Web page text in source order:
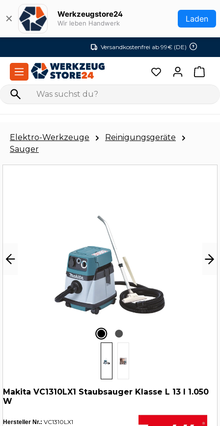
Zum Hauptinhalt springen
✕ Werkzeugstore24
Wir leben Handwerk Laden
Versandkostenfrei ab 99€ (DE)
Elektro-Werkzeuge
Reinigungsgeräte
Sauger
Makita VC1310LX1 Staubsauger Klasse L 13 l 1.050
W
Hersteller Nr.: VC1310LX1